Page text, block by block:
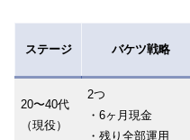
ステージ バケツ戦略
20〜40代
（現役）
2つ
・6ヶ月現金
・残り全部運用